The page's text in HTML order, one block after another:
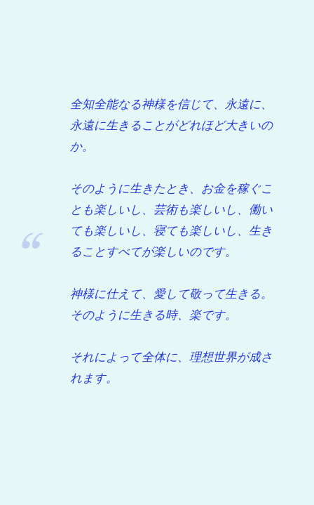
全知全能なる神様を信じて、永遠に、
永遠に生きることがどれほど大きいの
か。
そのように生きたとき、お金を稼ぐこ
とも楽しいし、芸術も楽しいし、働い
ても楽しいし、寝ても楽しいし、生き
ることすべてが楽しいのです。
神様に仕えて、愛して敬って生きる。
そのように生きる時、楽です。
それによって全体に、理想世界が成さ
れます。